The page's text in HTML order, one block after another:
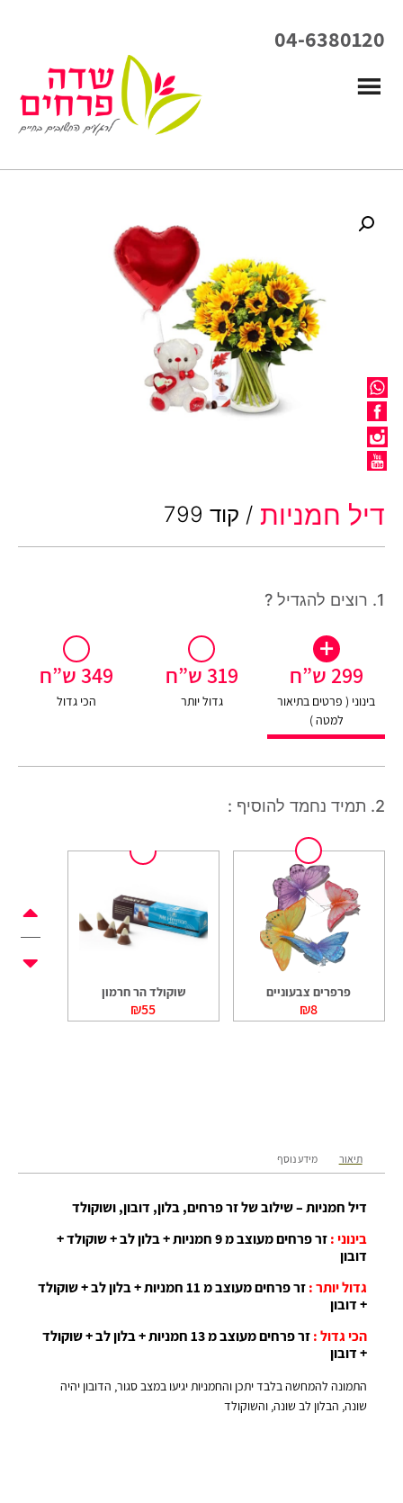
04-6380120
דיל חמניות / קוד 799
1. רוצים להגדיל ?
+
299 ש”ח
בינוני ( פרטים בתיאור
למטה )
+
319 ש”ח
גדול יותר
+
349 ש”ח
הכי גדול
2. תמיד נחמד להוסיף :
+
פרפרים צבעוניים
₪8
+
שוקולד הר חרמון
₪55
תיאור מידע נוסף
דיל חמניות – שילוב של זר פרחים, בלון, דובון, ושוקולד
בינוני :
זר פרחים מעוצב מ 9 חמניות + בלון לב + שוקולד +
דובון
גדול יותר :
זר פרחים מעוצב מ 11 חמניות + בלון לב + שוקולד
+ דובון
הכי גדול :
זר פרחים מעוצב מ 13 חמניות + בלון לב + שוקולד
+ דובון
התמונה להמחשה בלבד יתכן והחמניות יגיעו במצב סגור, הדובון יהיה
שונה, הבלון לב שונה, והשוקולד